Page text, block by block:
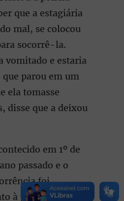
que a estagiária
mal, se colocou
socorrê-la.
vomitado e estaria
que parou em um
ela tomasse
disse que a deixou
em 1º de
passado e o
foi
à polícia cinco